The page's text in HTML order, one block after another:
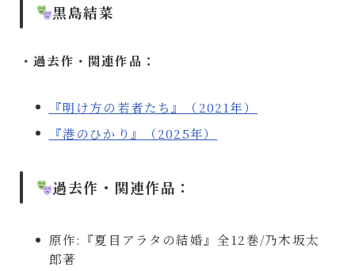
黒島結菜
・過去作・関連作品：
『明け方の若者たち』（2021年）
『港のひかり』（2025年）
過去作・関連作品：
原作:『夏目アラタの結婚』全12巻/乃木坂太
郎著